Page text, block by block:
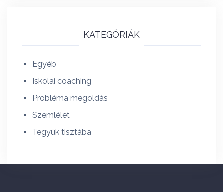
KATEGÓRIÁK
Egyéb
Iskolai coaching
Probléma megoldás
Szemlélet
Tegyük tisztába